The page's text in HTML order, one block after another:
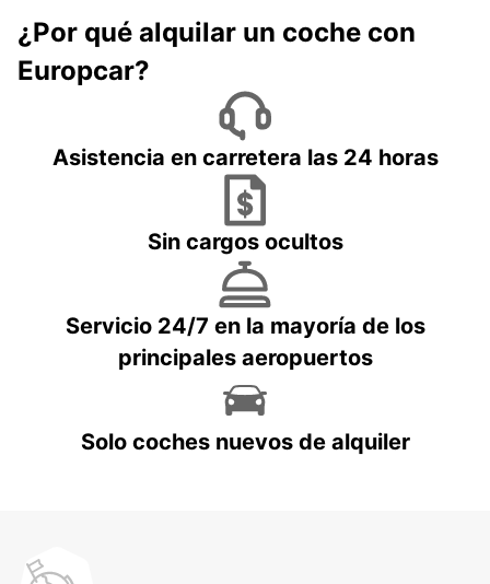
¿Por qué alquilar un coche con
Europcar?
Asistencia en carretera las 24 horas
Sin cargos ocultos
Servicio 24/7 en la mayoría de los
principales aeropuertos
Solo coches nuevos de alquiler